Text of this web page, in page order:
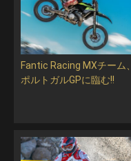
Fantic Racing MXチーム、
ポルトガルGPに臨む!!